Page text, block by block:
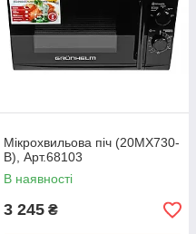
Мікрохвильова піч (20MX730-
B), Арт.68103
В наявності
3 245 ₴